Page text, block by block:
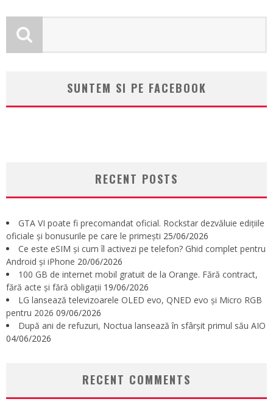
SUNTEM SI PE FACEBOOK
RECENT POSTS
GTA VI poate fi precomandat oficial. Rockstar dezvăluie edițiile
oficiale și bonusurile pe care le primești 25/06/2026
Ce este eSIM și cum îl activezi pe telefon? Ghid complet pentru
Android și iPhone 20/06/2026
100 GB de internet mobil gratuit de la Orange. Fără contract,
fără acte și fără obligații 19/06/2026
LG lansează televizoarele OLED evo, QNED evo și Micro RGB
pentru 2026 09/06/2026
După ani de refuzuri, Noctua lansează în sfârșit primul său AIO
04/06/2026
RECENT COMMENTS